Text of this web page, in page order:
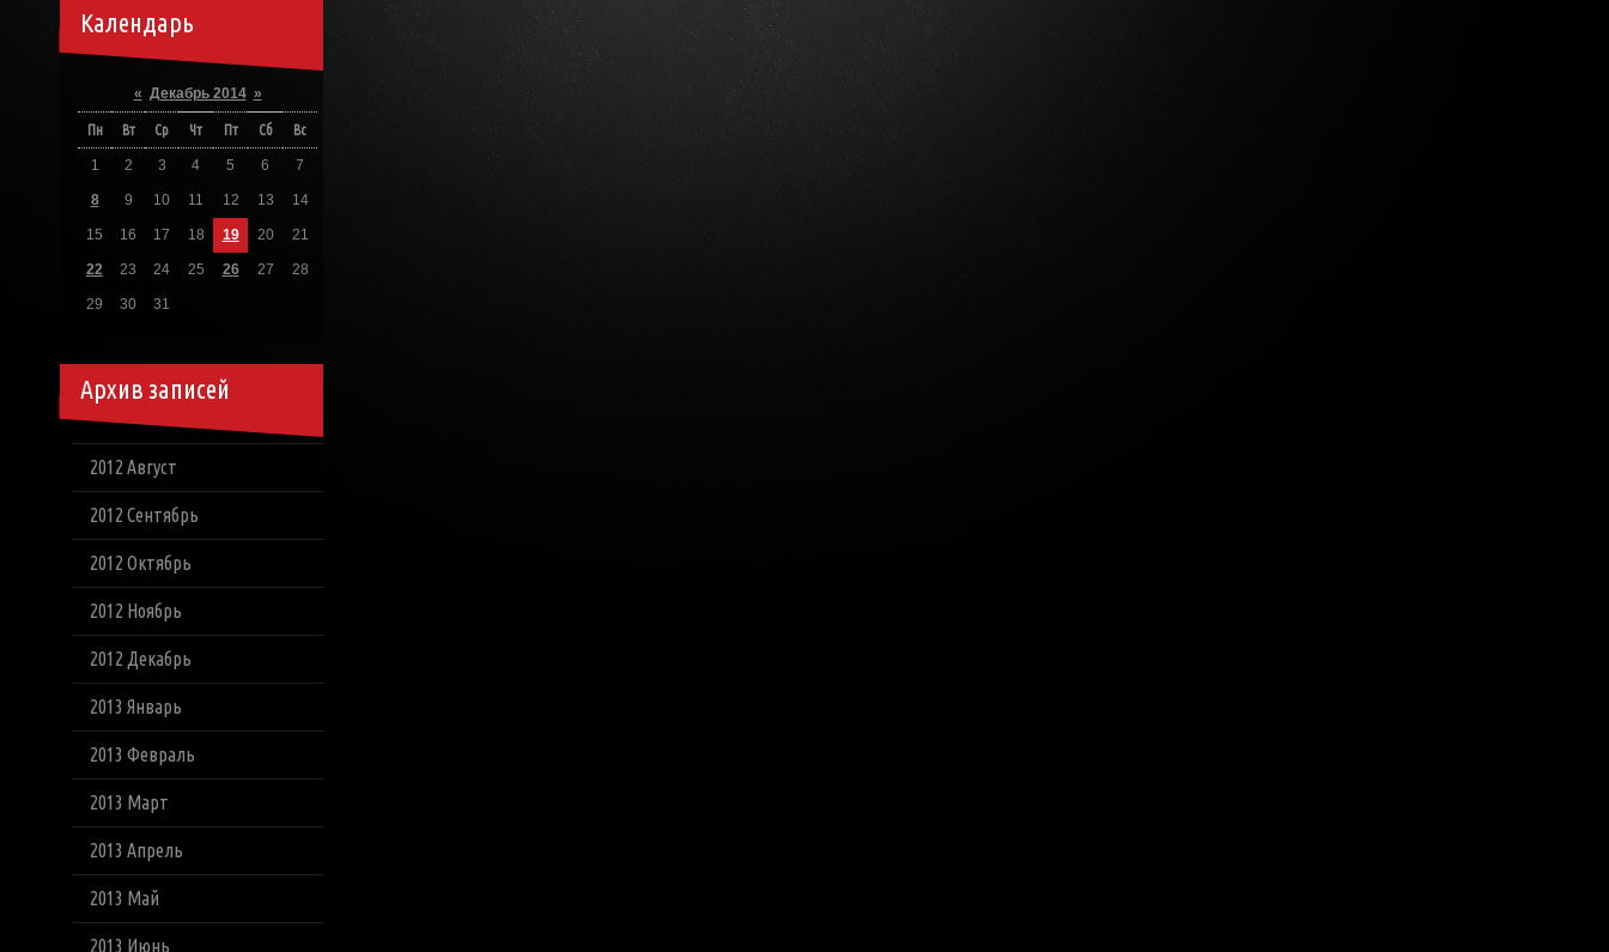
Календарь
« Декабрь 2014 »
Пн Вт Ср Чт Пт Сб Вс
1 2 3 4 5 6 7
8 9 10 11 12 13 14
15 16 17 18 19 20 21
22 23 24 25 26 27 28
29 30 31
Архив записей
2012 Август
2012 Сентябрь
2012 Октябрь
2012 Ноябрь
2012 Декабрь
2013 Январь
2013 Февраль
2013 Март
2013 Апрель
2013 Май
2013 Июнь